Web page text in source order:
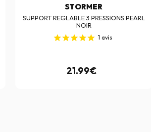
STORMER
SUPPORT REGLABLE 3 PRESSIONS PEARL
NOIR
1 avis
21.99€